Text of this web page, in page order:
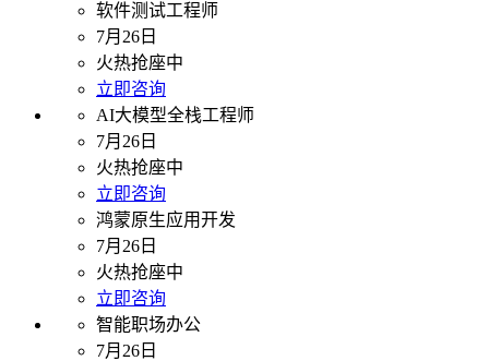
软件测试工程师
7月26日
火热抢座中
立即咨询
AI大模型全栈工程师
7月26日
火热抢座中
立即咨询
鸿蒙原生应用开发
7月26日
火热抢座中
立即咨询
智能职场办公
7月26日